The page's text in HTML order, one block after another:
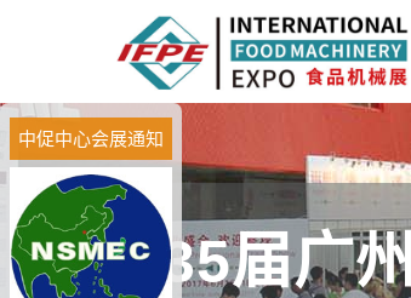
第35届广
中促中心会展通知